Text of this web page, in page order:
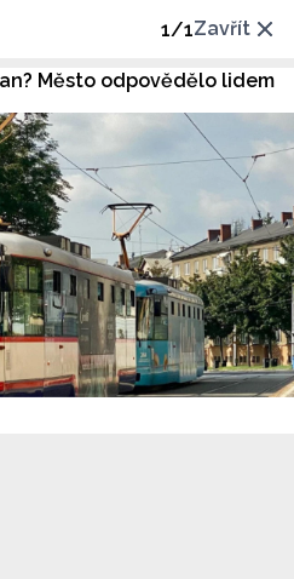
1/1Zavřít
Město odpovědělo lidem